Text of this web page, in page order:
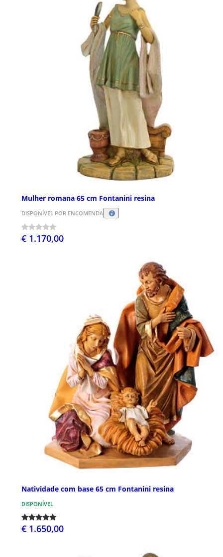
Mulher romana 65 cm Fontanini resina
DISPONÍVEL POR ENCOMENDA
€ 1.170,00
Natividade com base 65 cm Fontanini resina
DISPONÍVEL
€ 1.650,00